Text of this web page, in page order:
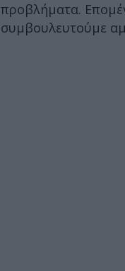
προβλήματα.
συμβουλευτούμε